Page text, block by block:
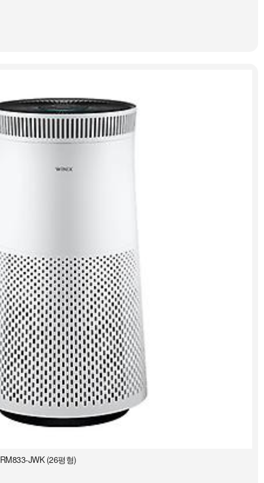
JWK (26평형)